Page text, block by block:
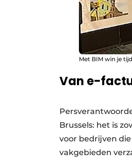
Met BIM win je
Van e-
Brussels: het is
voor bedrijven
vakgebieden